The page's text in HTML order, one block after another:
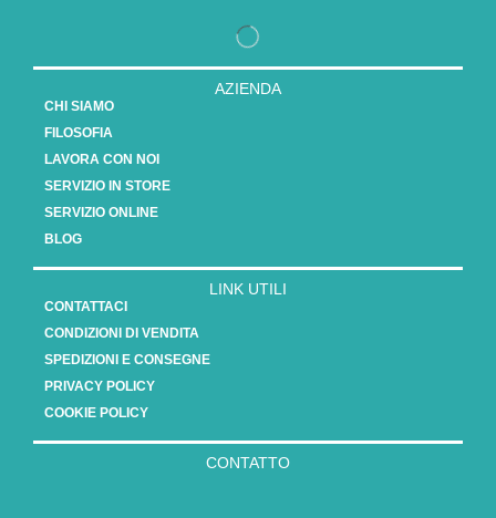
AZIENDA
CHI SIAMO
FILOSOFIA
LAVORA CON NOI
SERVIZIO IN STORE
SERVIZIO ONLINE
BLOG
LINK UTILI
CONTATTACI
CONDIZIONI DI VENDITA
SPEDIZIONI E CONSEGNE
PRIVACY POLICY
COOKIE POLICY
CONTATTO